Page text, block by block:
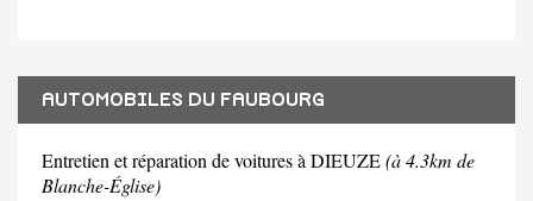
AUTOMOBILES DU FAUBOURG
Entretien et réparation de voitures à DIEUZE(à 4.3km de
Blanche-Église)